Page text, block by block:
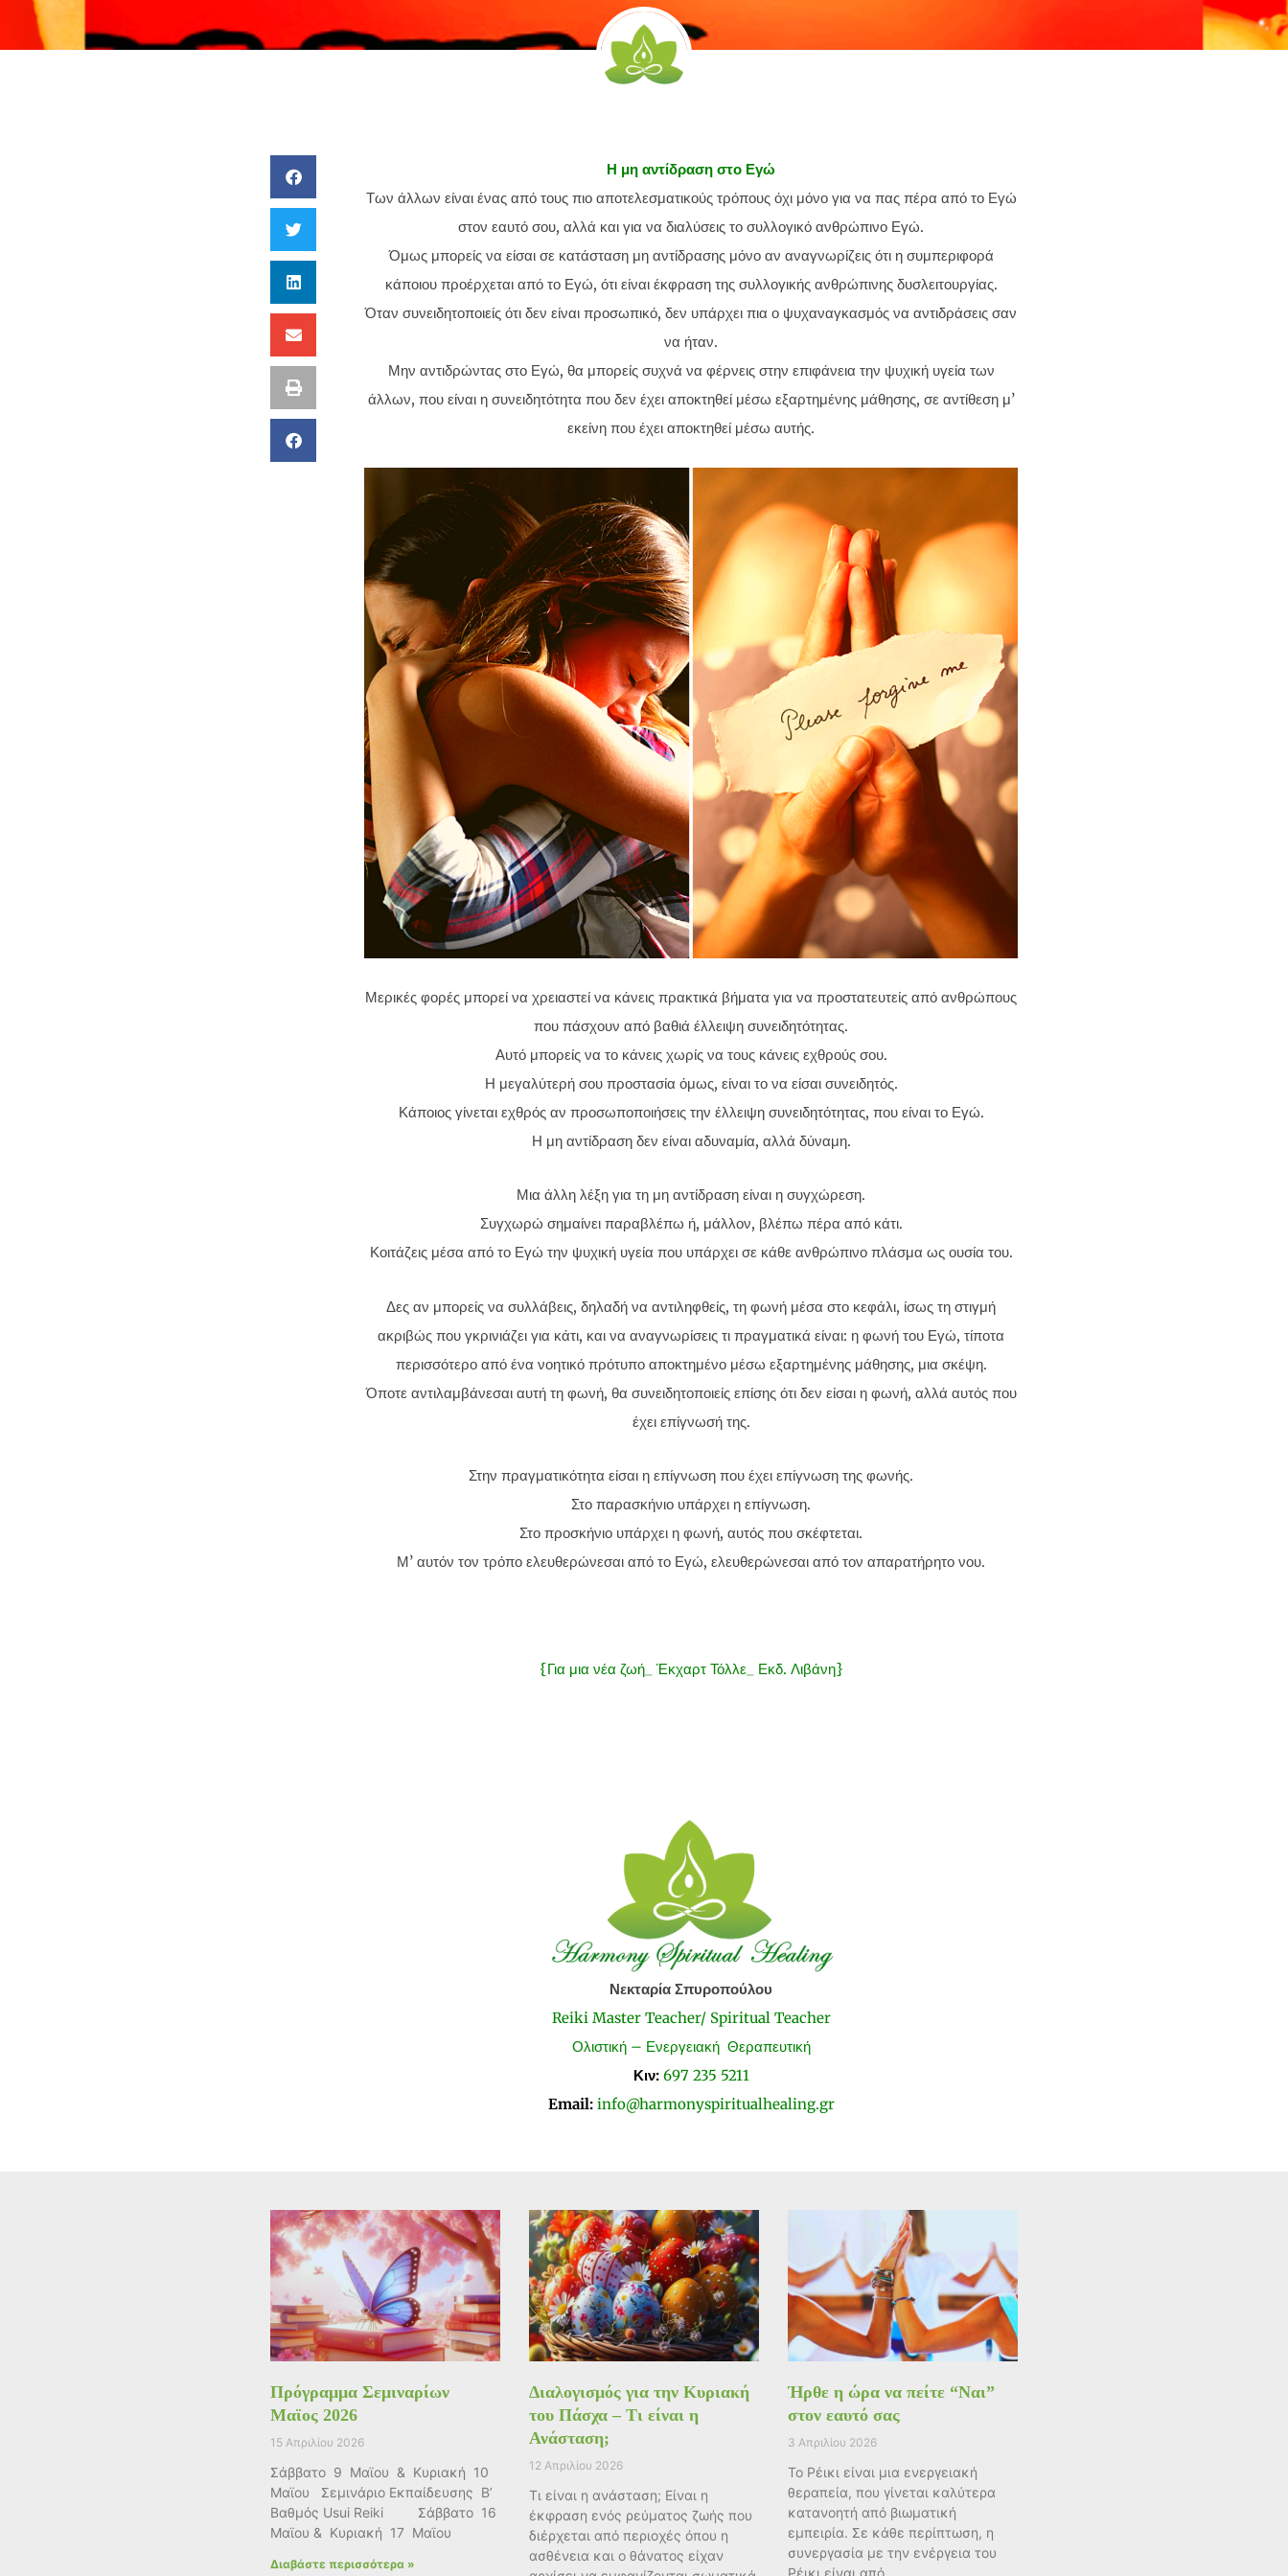
Η μη αντίδραση στο Εγώ
Των άλλων είναι ένας από τους πιο αποτελεσματικούς τρόπους όχι μόνο για να πας πέρα από το Εγώ
στον εαυτό σου, αλλά και για να διαλύσεις το συλλογικό ανθρώπινο Εγώ.
Όμως μπορείς να είσαι σε κατάσταση μη αντίδρασης μόνο αν αναγνωρίζεις ότι η συμπεριφορά
κάποιου προέρχεται από το Εγώ, ότι είναι έκφραση της συλλογικής ανθρώπινης δυσλειτουργίας.
Όταν συνειδητοποιείς ότι δεν είναι προσωπικό, δεν υπάρχει πια ο ψυχαναγκασμός να αντιδράσεις σαν
να ήταν.
Μην αντιδρώντας στο Εγώ, θα μπορείς συχνά να φέρνεις στην επιφάνεια την ψυχική υγεία των
άλλων, που είναι η συνειδητότητα που δεν έχει αποκτηθεί μέσω εξαρτημένης μάθησης, σε αντίθεση μ’
εκείνη που έχει αποκτηθεί μέσω αυτής.
Μερικές φορές μπορεί να χρειαστεί να κάνεις πρακτικά βήματα για να προστατευτείς από ανθρώπους
που πάσχουν από βαθιά έλλειψη συνειδητότητας.
Αυτό μπορείς να το κάνεις χωρίς να τους κάνεις εχθρούς σου.
Η μεγαλύτερή σου προστασία όμως, είναι το να είσαι συνειδητός.
Κάποιος γίνεται εχθρός αν προσωποποιήσεις την έλλειψη συνειδητότητας, που είναι το Εγώ.
Η μη αντίδραση δεν είναι αδυναμία, αλλά δύναμη.
Μια άλλη λέξη για τη μη αντίδραση είναι η συγχώρεση.
Συγχωρώ σημαίνει παραβλέπω ή, μάλλον, βλέπω πέρα από κάτι.
Κοιτάζεις μέσα από το Εγώ την ψυχική υγεία που υπάρχει σε κάθε ανθρώπινο πλάσμα ως ουσία του.
Δες αν μπορείς να συλλάβεις, δηλαδή να αντιληφθείς, τη φωνή μέσα στο κεφάλι, ίσως τη στιγμή
ακριβώς που γκρινιάζει για κάτι, και να αναγνωρίσεις τι πραγματικά είναι: η φωνή του Εγώ, τίποτα
περισσότερο από ένα νοητικό πρότυπο αποκτημένο μέσω εξαρτημένης μάθησης, μια σκέψη.
Όποτε αντιλαμβάνεσαι αυτή τη φωνή, θα συνειδητοποιείς επίσης ότι δεν είσαι η φωνή, αλλά αυτός που
έχει επίγνωσή της.
Στην πραγματικότητα είσαι η επίγνωση που έχει επίγνωση της φωνής.
Στο παρασκήνιο υπάρχει η επίγνωση.
Στο προσκήνιο υπάρχει η φωνή, αυτός που σκέφτεται.
Μ’ αυτόν τον τρόπο ελευθερώνεσαι από το Εγώ, ελευθερώνεσαι από τον απαρατήρητο νου.
{Για μια νέα ζωή_ Έκχαρτ Τόλλε_ Εκδ. Λιβάνη}
Νεκταρία Σπυροπούλου
Reiki Master Teacher/ Spiritual Teacher
Ολιστική – Ενεργειακή Θεραπευτική
Κιν: 697 235 5211
Email: info@harmonyspiritualhealing.gr
Πρόγραμμα Σεμιναρίων
Μαϊος 2026
15 Απριλίου 2026
Σάββατο 9 Μαϊου & Κυριακή 10
Μαϊου Σεμινάριο Εκπαίδευσης Β’
Βαθμός Usui Reiki Σάββατο 16
Μαϊου & Κυριακή 17 Μαϊου
Διαβάστε περισσότερα »
Διαλογισμός για την Κυριακή
του Πάσχα – Τι είναι η
Ανάσταση;
12 Απριλίου 2026
Τι είναι η ανάσταση; Είναι η
έκφραση ενός ρεύματος ζωής που
διέρχεται από περιοχές όπου η
ασθένεια και ο θάνατος είχαν
Ήρθε η ώρα να πείτε “Ναι”
στον εαυτό σας
3 Απριλίου 2026
Το Ρέικι είναι μια ενεργειακή
θεραπεία, που γίνεται καλύτερα
κατανοητή από βιωματική
εμπειρία. Σε κάθε περίπτωση, η
συνεργασία με την ενέργεια του